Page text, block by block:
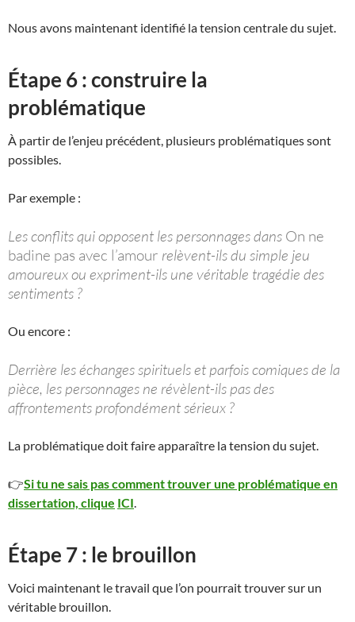
Nous avons maintenant identifié la tension centrale du sujet.
Étape 6 : construire la
problématique
À partir de l’enjeu précédent, plusieurs problématiques sont
possibles.
Par exemple :
Les conflits qui opposent les personnages dans On ne
badine pas avec l’amour relèvent-ils du simple jeu
amoureux ou expriment-ils une véritable tragédie des
sentiments ?
Ou encore :
Derrière les échanges spirituels et parfois comiques de la
pièce, les personnages ne révèlent-ils pas des
affrontements profondément sérieux ?
La problématique doit faire apparaître la tension du sujet.
👉Si tu ne sais pas comment trouver une problématique en
dissertation, clique ICI.
Étape 7 : le brouillon
Voici maintenant le travail que l’on pourrait trouver sur un
véritable brouillon.